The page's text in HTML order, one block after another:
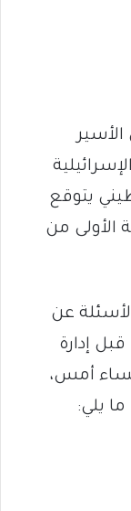
فلسطيني يتوقع
الأولى من
عن
إدارة
أمس،
يلي: